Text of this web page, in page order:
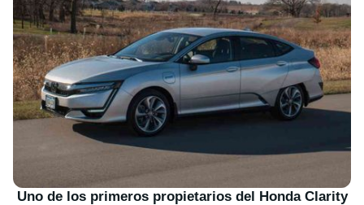
Uno de los primeros propietarios del Honda Clarity